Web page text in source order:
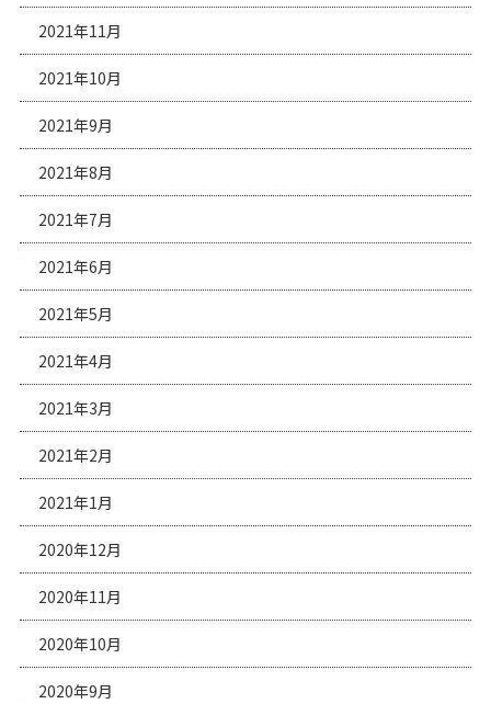
2021年11月
2021年10月
2021年9月
2021年8月
2021年7月
2021年6月
2021年5月
2021年4月
2021年3月
2021年2月
2021年1月
2020年12月
2020年11月
2020年10月
2020年9月